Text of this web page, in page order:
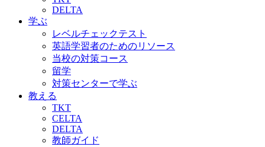
DELTA
学ぶ
レベルチェックテスト
英語学習者のためのリソース
当校の対策コース
留学
対策センターで学ぶ
教える
TKT
CELTA
DELTA
教師ガイド